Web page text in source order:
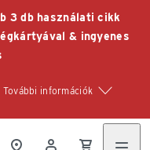
3 db használati cikk
& ingyenes
További információk